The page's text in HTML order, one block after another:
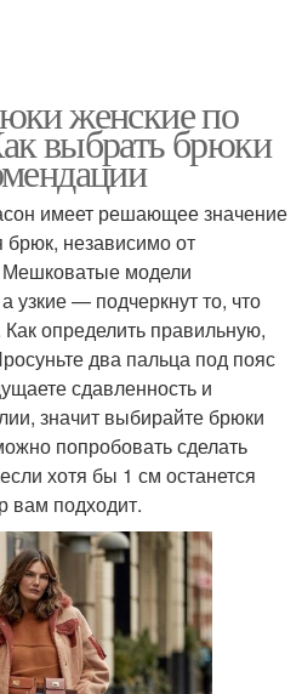
женские по
выбрать брюки
имеет решающее значение
независимо от
Мешковатые модели
узкие — подчеркнут то, что
определить правильную,
два пальца под пояс
сдавленность и
значит выбирайте брюки
попробовать сделать
хотя бы 1 см останется
вам подходит.